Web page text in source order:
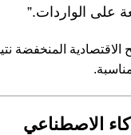
على الواردات.”
الاقتصادية المنخفضة
الاصطناعي